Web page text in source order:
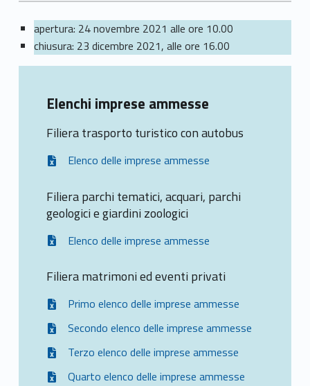
apertura: 24 novembre 2021 alle ore 10.00
chiusura: 23 dicembre 2021, alle ore 16.00
Elenchi imprese ammesse
Filiera trasporto turistico con autobus
Elenco delle imprese ammesse
Filiera parchi tematici, acquari, parchi
geologici e giardini zoologici
Elenco delle imprese ammesse
Filiera matrimoni ed eventi privati
Primo elenco delle imprese ammesse
Secondo elenco delle imprese ammesse
Terzo elenco delle imprese ammesse
Quarto elenco delle imprese ammesse